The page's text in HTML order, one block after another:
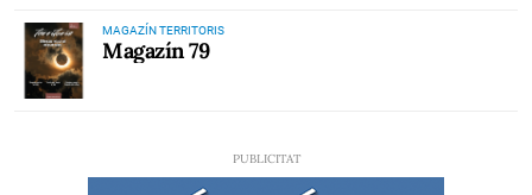
MAGAZÍN TERRITORIS
Magazín 79